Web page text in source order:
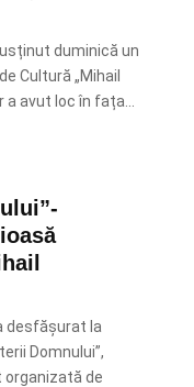
duminică un
Cultură „Mihail
avut loc în fața...
desfășurat la
Domnului”,
de